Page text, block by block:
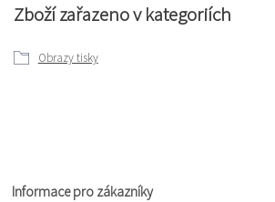
Zboží zařazeno v kategoriích
Obrazy tisky
Informace pro zákazníky